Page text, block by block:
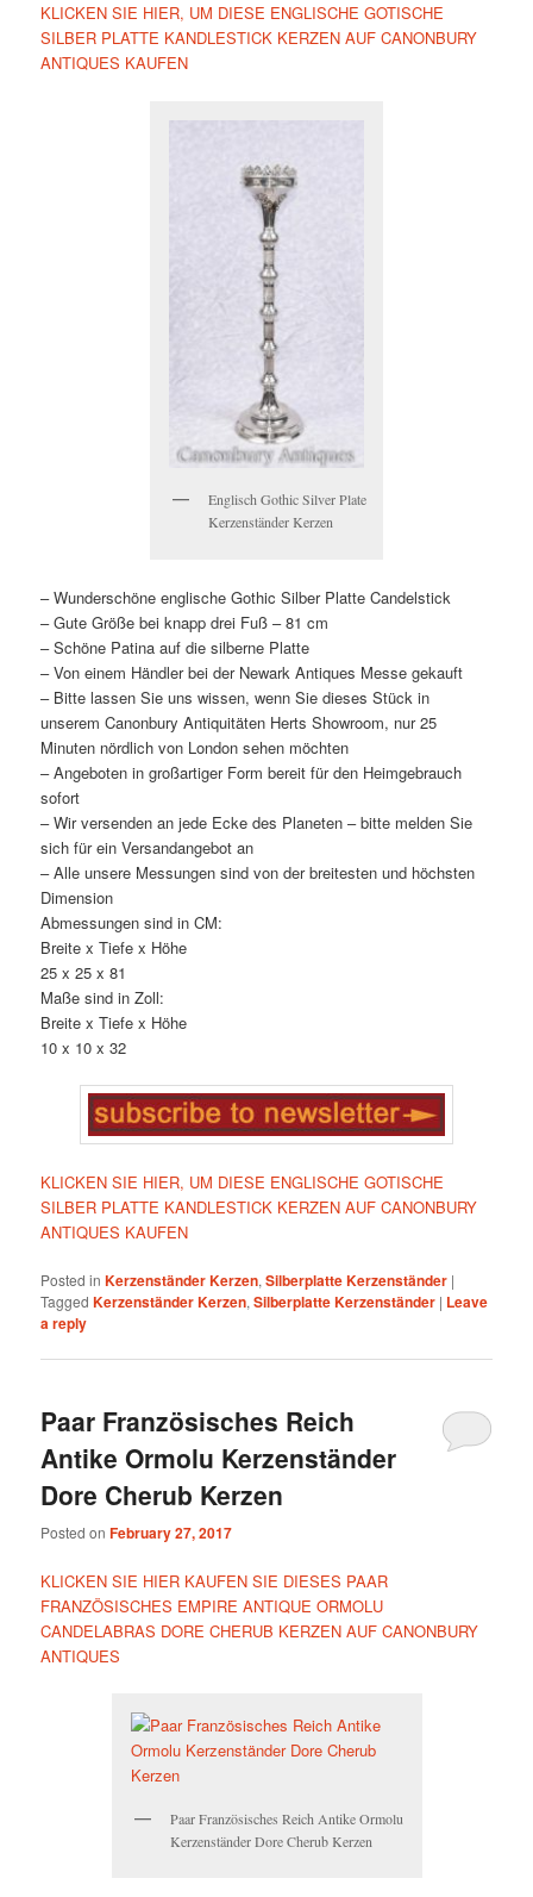
KLICKEN SIE HIER, UM DIESE ENGLISCHE GOTISCHE
SILBER PLATTE KANDLESTICK KERZEN AUF CANONBURY
ANTIQUES KAUFEN
Englisch Gothic Silver Plate
Kerzenständer Kerzen
– Wunderschöne englische Gothic Silber Platte Candelstick
– Gute Größe bei knapp drei Fuß – 81 cm
– Schöne Patina auf die silberne Platte
– Von einem Händler bei der Newark Antiques Messe gekauft
– Bitte lassen Sie uns wissen, wenn Sie dieses Stück in
unserem Canonbury Antiquitäten Herts Showroom, nur 25
Minuten nördlich von London sehen möchten
– Angeboten in großartiger Form bereit für den Heimgebrauch
sofort
– Wir versenden an jede Ecke des Planeten – bitte melden Sie
sich für ein Versandangebot an
– Alle unsere Messungen sind von der breitesten und höchsten
Dimension
Abmessungen sind in CM:
Breite x Tiefe x Höhe
25 x 25 x 81
Maße sind in Zoll:
Breite x Tiefe x Höhe
10 x 10 x 32
KLICKEN SIE HIER, UM DIESE ENGLISCHE GOTISCHE
SILBER PLATTE KANDLESTICK KERZEN AUF CANONBURY
ANTIQUES KAUFEN
Posted in Kerzenständer Kerzen,Silberplatte Kerzenständer |
Tagged Kerzenständer Kerzen,Silberplatte Kerzenständer | Leave
a reply
Paar Französisches Reich
Antike Ormolu Kerzenständer
Dore Cherub Kerzen
Posted onFebruary 27, 2017
KLICKEN SIE HIER KAUFEN SIE DIESES PAAR
FRANZÖSISCHES EMPIRE ANTIQUE ORMOLU
CANDELABRAS DORE CHERUB KERZEN AUF CANONBURY
ANTIQUES
Paar Französisches Reich Antike Ormolu
Kerzenständer Dore Cherub Kerzen